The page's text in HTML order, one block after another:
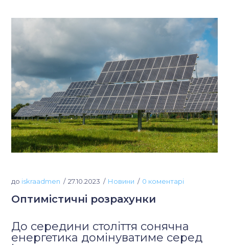
до iskraadmen 27.10.2023 Новини 0 коментарі
Оптимістичні розрахунки
До середини століття сонячна
енергетика домінуватиме серед